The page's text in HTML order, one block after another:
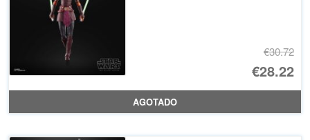
€30.72
El
€28.22
El
AGOTADO